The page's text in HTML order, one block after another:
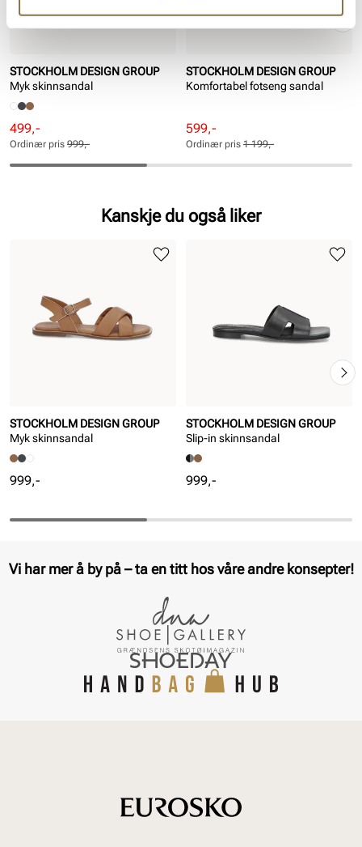
STOCKHOLM DESIGN GROUP
Myk skinnsandal
Rabattert
pris
Pris
499,-
Ordinær
pris
Pris
Ordinær pris 999,-
STOCKHOLM DESIGN GROUP
Komfortabel fotseng sandal
Rabattert
pris
Pris
599,-
Ordinær
pris
Pris
Ordinær pris 1 199,-
Kanskje du også liker
STOCKHOLM DESIGN GROUP
Myk skinnsandal
Pris
999,-
STOCKHOLM DESIGN GROUP
Slip-in skinnsandal
Pris
999,-
Vi har mer å by på – ta en titt hos våre andre konsepter!